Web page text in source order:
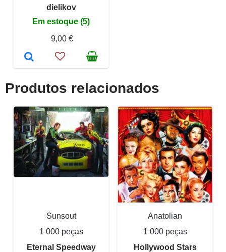
dielikov
Em estoque (5)
9,00 €
Produtos relacionados
Sunsout
1 000 peças
Eternal Speedway
Anatolian
1 000 peças
Hollywood Stars